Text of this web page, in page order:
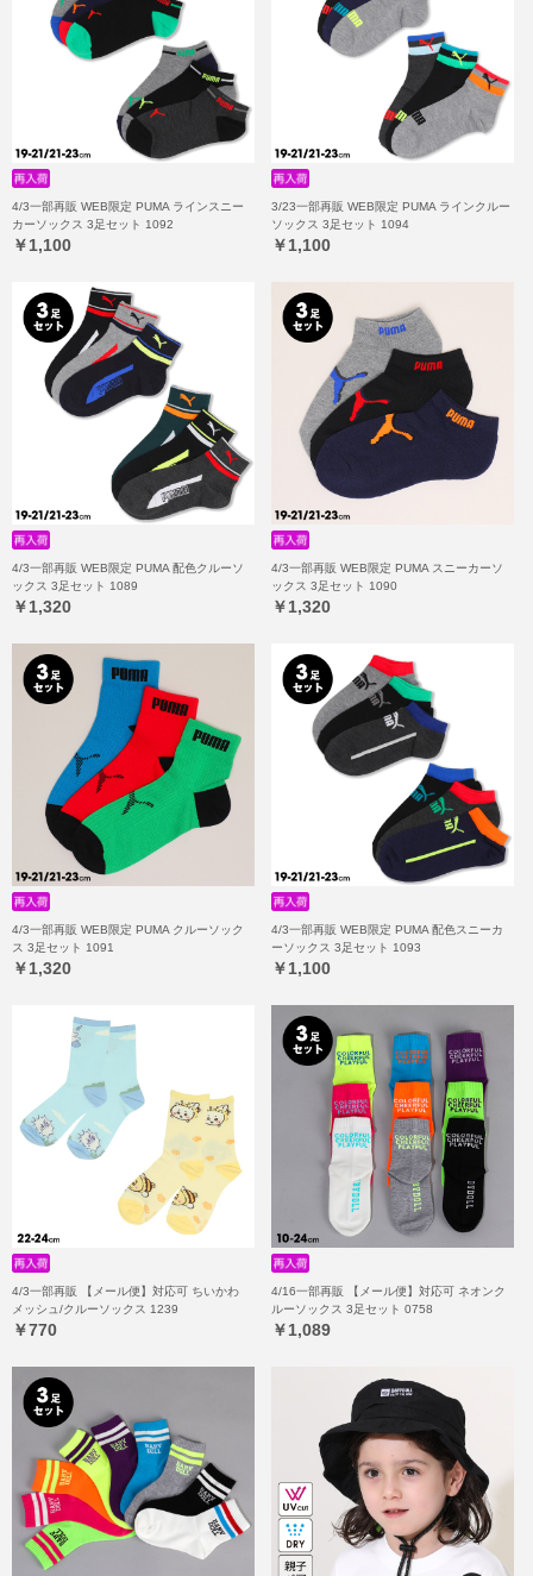
4/3一部再販 WEB限定 PUMA ラインスニー
カーソックス 3足セット 1092
￥1,100
3/23一部再販 WEB限定 PUMA ラインクルー
ソックス 3足セット 1094
￥1,100
4/3一部再販 WEB限定 PUMA 配色クルーソ
ックス 3足セット 1089
￥1,320
4/3一部再販 WEB限定 PUMA スニーカーソ
ックス 3足セット 1090
￥1,320
4/3一部再販 WEB限定 PUMA クルーソック
ス 3足セット 1091
￥1,320
4/3一部再販 WEB限定 PUMA 配色スニーカ
ーソックス 3足セット 1093
￥1,100
4/3一部再販 【メール便】対応可 ちいかわ
メッシュ/クルーソックス 1239
￥770
4/16一部再販 【メール便】対応可 ネオンク
ルーソックス 3足セット 0758
￥1,089